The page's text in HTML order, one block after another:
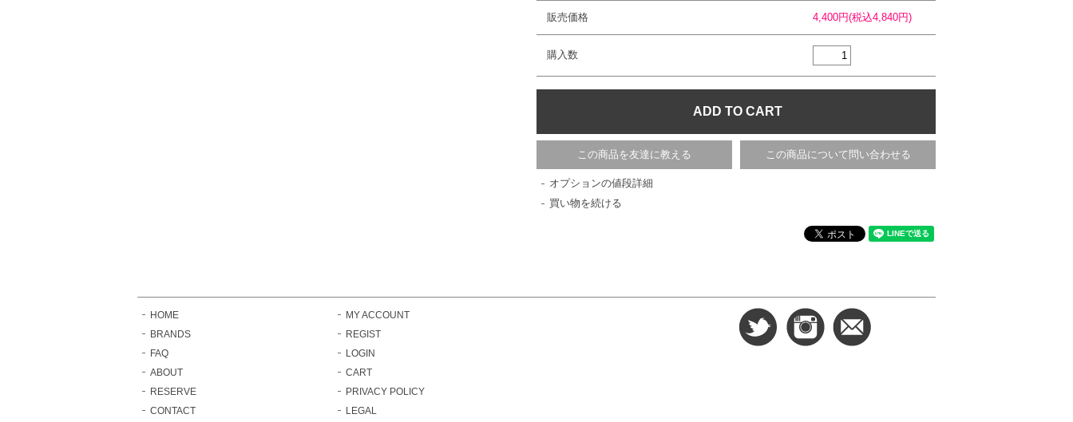
販売価格 4,400円(税込4,840円)
購入数
この商品を友達に教える この商品について問い合わせる
オプションの値段詳細
買い物を続ける
HOME
BRANDS
FAQ
ABOUT
RESERVE
CONTACT
MY ACCOUNT
REGIST
LOGIN
CART
PRIVACY POLICY
LEGAL